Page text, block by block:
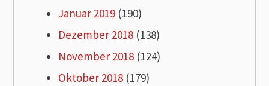
Januar 2019 (190)
Dezember 2018 (138)
November 2018 (124)
Oktober 2018 (179)